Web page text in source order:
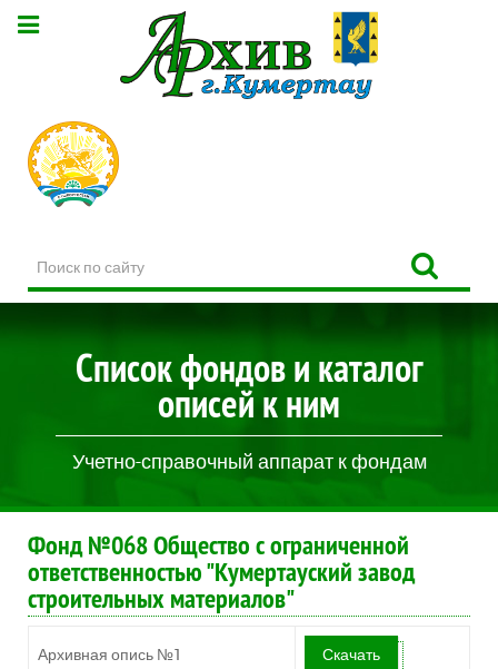
по
сайту
Список фондов и каталог
описей к ним
Учетно-справочный аппарат к фондам
Фонд №068 Общество с ограниченной
ответственностью "Кумертауский завод
строительных материалов"
Архивная опись №1 Скачать